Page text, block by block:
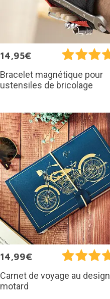
14,95€
Bracelet magnétique pour
ustensiles de bricolage
14,99€
Carnet de voyage au design
motard